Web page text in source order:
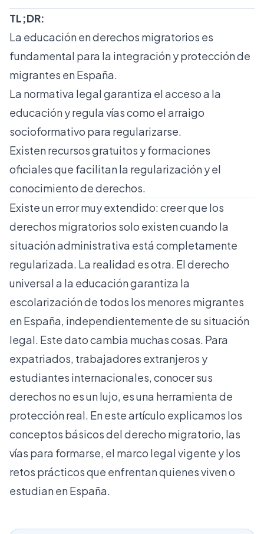
TL;DR:
La educación en derechos migratorios es
fundamental para la integración y protección de
migrantes en España.
La normativa legal garantiza el acceso a la
educación y regula vías como el arraigo
socioformativo para regularizarse.
Existen recursos gratuitos y formaciones
oficiales que facilitan la regularización y el
conocimiento de derechos.
Existe un error muy extendido: creer que los
derechos migratorios solo existen cuando la
situación administrativa está completamente
regularizada. La realidad es otra. Elderecho
universal a la educacióngarantiza la
escolarización de todos los menores migrantes
en España, independientemente de su situación
legal. Este dato cambia muchas cosas. Para
expatriados, trabajadores extranjeros y
estudiantes internacionales, conocer sus
derechos no es un lujo, es una herramienta de
protección real. En este artículo explicamos los
conceptos básicos del derecho migratorio, las
vías para formarse, el marco legal vigente y los
retos prácticos que enfrentan quienes viven o
estudian en España.